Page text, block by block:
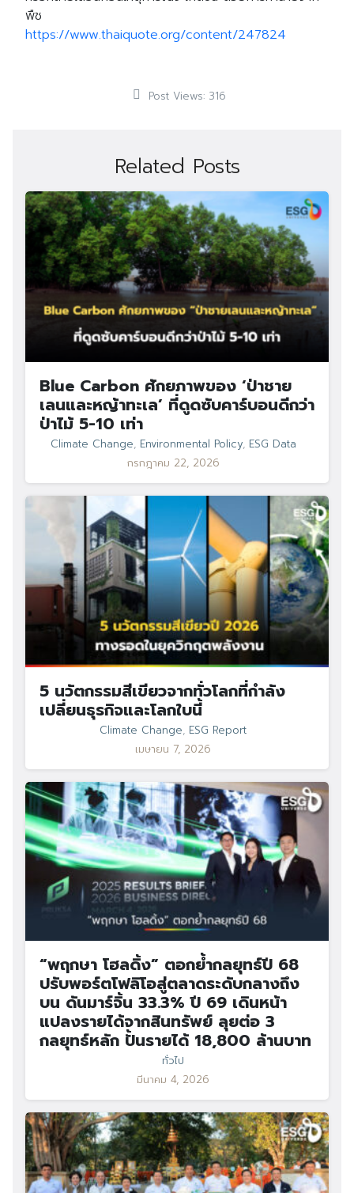
Search
for: Search
พืช
https://www.thaiquote.org/content/247824
Post Views: 316
Related Posts
Blue Carbon ศักยภาพของ ‘ป่าชาย
เลนและหญ้าทะเล’ ที่ดูดซับคาร์บอนดีกว่า
ป่าไม้ 5-10 เท่า
Climate Change, Environmental Policy, ESG Data
กรกฎาคม 22, 2026
5 นวัตกรรมสีเขียวจากทั่วโลกที่กำลัง
เปลี่ยนธุรกิจและโลกใบนี้
Climate Change, ESG Report
เมษายน 7, 2026
“พฤกษา โฮลดิ้ง” ตอกย้ำกลยุทธ์ปี 68
ปรับพอร์ตโฟลิโอสู่ตลาดระดับกลางถึง
บน ดันมาร์จิ้น 33.3% ปี 69 เดินหน้า
แปลงรายได้จากสินทรัพย์ ลุยต่อ 3
กลยุทธ์หลัก ปั้นรายได้ 18,800 ล้านบาท
ทั่วไป
มีนาคม 4, 2026